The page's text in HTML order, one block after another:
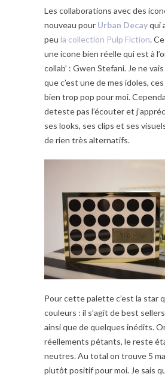
Les collaborations avec des
nouveau pour Urban Decayqui
peu la collection Pulp Fiction.
une icone bien réelle qui est à
collab’ : Gwen Stefani. Je ne
que c’est une de mes idoles,
bien trop pop pour moi.
deteste pas l’écouter et
ses looks, ses clips et ses
de rien très alternatifs.
Pour cette palette c’est la star
couleurs : il s’agit de best
ainsi que de quelques inédits.
réellements pétants, le reste
neutres. Au total on trouve 5
plutôt positif pour moi. Je sais